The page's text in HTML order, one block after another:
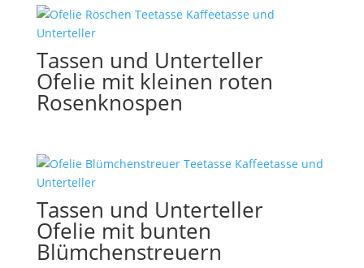
Tassen und Unterteller
Ofelie mit kleinen roten
Rosenknospen
Tassen und Unterteller
Ofelie mit bunten
Blümchenstreuern